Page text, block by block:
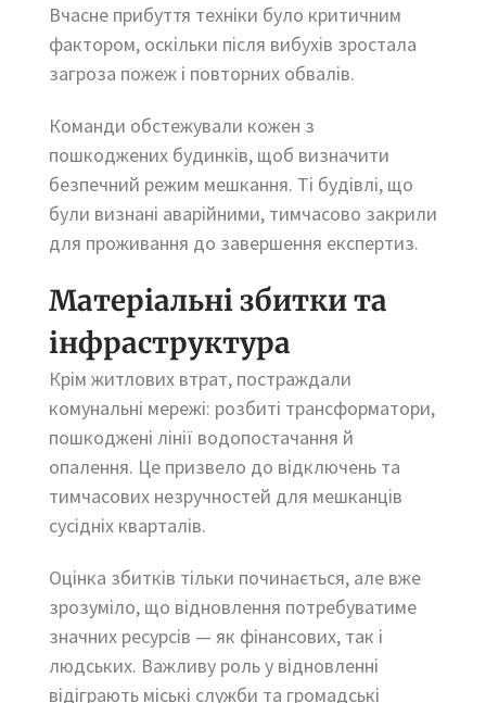
Вчасне прибуття техніки було критичним
фактором, оскільки після вибухів зростала
загроза пожеж і повторних обвалів.
Команди обстежували кожен з
пошкоджених будинків, щоб визначити
безпечний режим мешкання. Ті будівлі, що
були визнані аварійними, тимчасово закрили
для проживання до завершення експертиз.
Матеріальні збитки та
інфраструктура
Крім житлових втрат, постраждали
комунальні мережі: розбиті трансформатори,
пошкоджені лінії водопостачання й
опалення. Це призвело до відключень та
тимчасових незручностей для мешканців
сусідніх кварталів.
Оцінка збитків тільки починається, але вже
зрозуміло, що відновлення потребуватиме
значних ресурсів — як фінансових, так і
людських. Важливу роль у відновленні
відіграють міські служби та громадські